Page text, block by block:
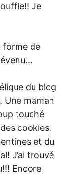
Je
forme de
du blog
. Une maman
touché
cookies,
et du
J’ai trouvé
Encore